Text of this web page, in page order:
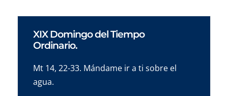
XIX Domingo del Tiempo
Ordinario.
Mt 14, 22-33. Mándame ir a ti sobre el
agua.